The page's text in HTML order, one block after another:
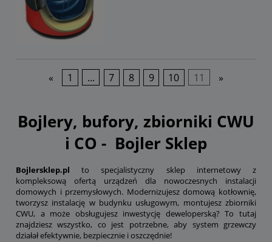
« 1 ... 7 8 9 10 11 »
Bojlery, bufory, zbiorniki CWU
i CO - Bojler Sklep
Bojlersklep.plto specjalistyczny sklep internetowy z
kompleksową ofertą urządzeń dla nowoczesnych instalacji
domowych i przemysłowych. Modernizujesz domową kotłownię,
tworzysz instalację w budynku usługowym, montujesz zbiorniki
CWU, a może obsługujesz inwestycję deweloperską? To tutaj
znajdziesz wszystko, co jest potrzebne, aby system grzewczy
działał efektywnie, bezpiecznie i oszczędnie!